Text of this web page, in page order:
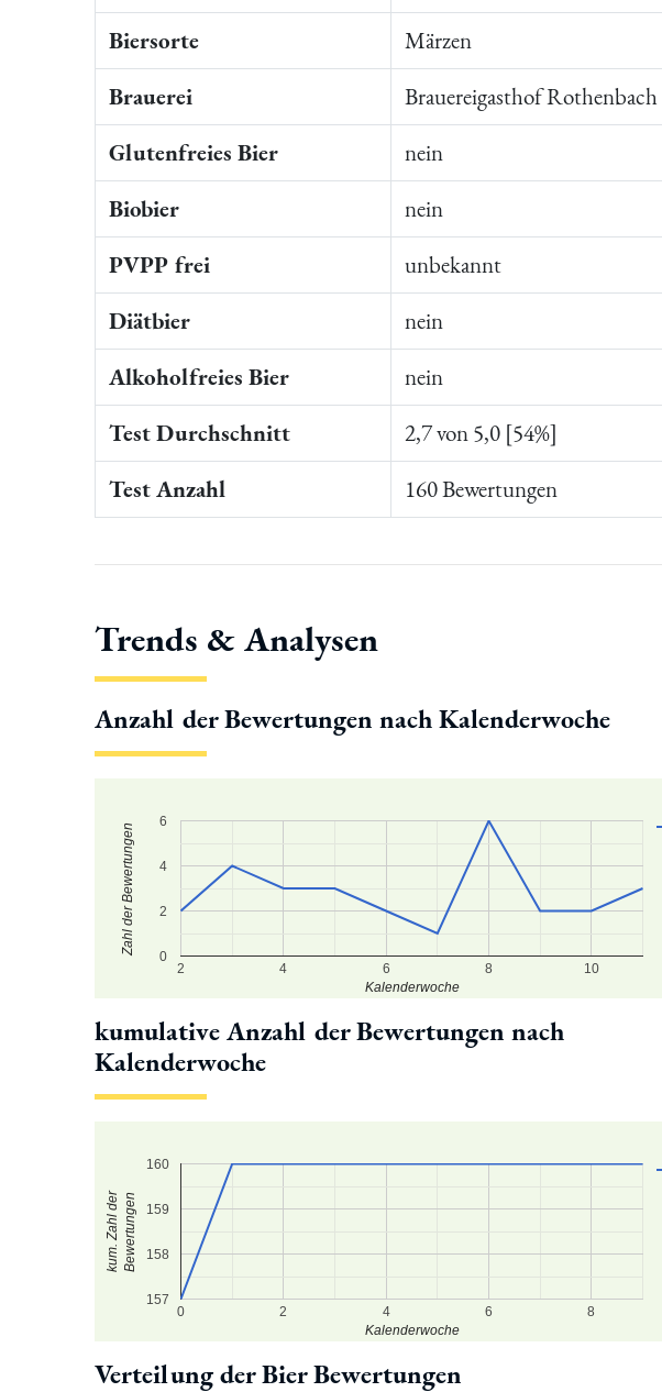
Biersorte
Märzen
Brauerei
Brauereigasthof Rothenbach
Glutenfreies Bier
nein
Biobier
nein
PVPP frei
unbekannt
Diätbier
nein
Alkoholfreies Bier
nein
Test Durchschnitt
2,7 von 5,0 [54%]
Test Anzahl
160 Bewertungen
Trends & Analysen
Anzahl der Bewertungen nach Kalenderwoche
2 4 6 8 10
0
2
4
6
Kalenderwoche
Zahl der Bewertungen
kumulative Anzahl der Bewertungen nach
Kalenderwoche
0 2 4 6 8
157
158
159
160
Kalenderwoche
kum. Zahl derBewertungen
Verteilung der Bier Bewertungen